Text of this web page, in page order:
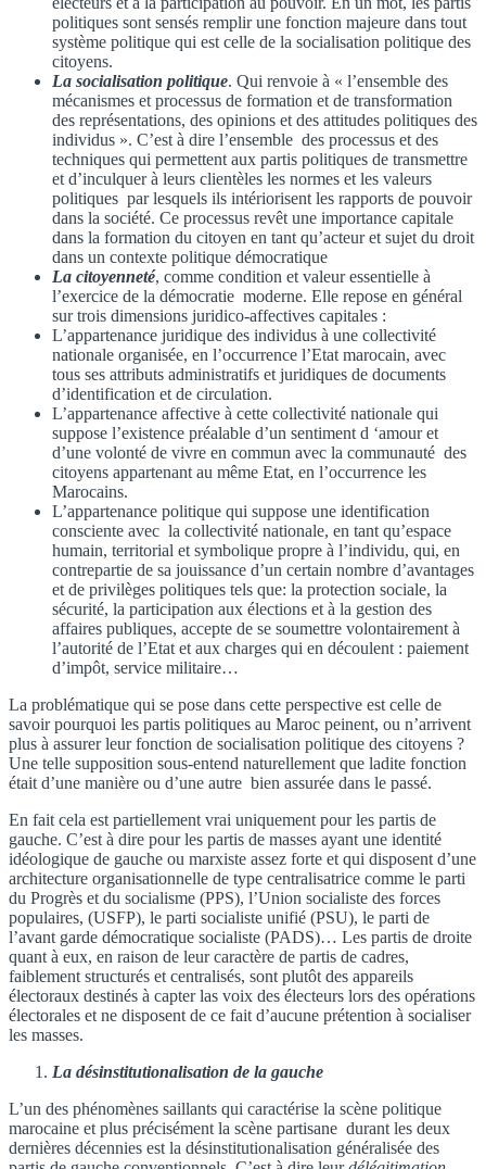
politiques sont sensés remplir une fonction majeure dans tout
système politique qui est celle de la socialisation politique des
citoyens.
La socialisation politique. Qui renvoie à « l’ensemble des
mécanismes et processus de formation et de transformation
des représentations, des opinions et des attitudes politiques des
individus ». C’est à dire l’ensemble des processus et des
techniques qui permettent aux partis politiques de transmettre
et d’inculquer à leurs clientèles les normes et les valeurs
politiques par lesquels ils intériorisent les rapports de pouvoir
dans la société. Ce processus revêt une importance capitale
dans la formation du citoyen en tant qu’acteur et sujet du droit
dans un contexte politique démocratique
La citoyenneté, comme condition et valeur essentielle à
l’exercice de la démocratie moderne. Elle repose en général
sur trois dimensions juridico-affectives capitales :
L’appartenance juridique des individus à une collectivité
nationale organisée, en l’occurrence l’Etat marocain, avec
tous ses attributs administratifs et juridiques de documents
d’identification et de circulation.
L’appartenance affective à cette collectivité nationale qui
suppose l’existence préalable d’un sentiment d ‘amour et
d’une volonté de vivre en commun avec la communauté des
citoyens appartenant au même Etat, en l’occurrence les
Marocains.
L’appartenance politique qui suppose une identification
consciente avec la collectivité nationale, en tant qu’espace
humain, territorial et symbolique propre à l’individu, qui, en
contrepartie de sa jouissance d’un certain nombre d’avantages
et de privilèges politiques tels que: la protection sociale, la
sécurité, la participation aux élections et à la gestion des
affaires publiques, accepte de se soumettre volontairement à
l’autorité de l’Etat et aux charges qui en découlent : paiement
d’impôt, service militaire…
La problématique qui se pose dans cette perspective est celle de
savoir pourquoi les partis politiques au Maroc peinent, ou n’arrivent
plus à assurer leur fonction de socialisation politique des citoyens ?
Une telle supposition sous-entend naturellement que ladite fonction
était d’une manière ou d’une autre bien assurée dans le passé.
En fait cela est partiellement vrai uniquement pour les partis de
gauche. C’est à dire pour les partis de masses ayant une identité
idéologique de gauche ou marxiste assez forte et qui disposent d’une
architecture organisationnelle de type centralisatrice comme le parti
du Progrès et du socialisme (PPS), l’Union socialiste des forces
populaires, (USFP), le parti socialiste unifié (PSU), le parti de
l’avant garde démocratique socialiste (PADS)… Les partis de droite
quant à eux, en raison de leur caractère de partis de cadres,
faiblement structurés et centralisés, sont plutôt des appareils
électoraux destinés à capter las voix des électeurs lors des opérations
électorales et ne disposent de ce fait d’aucune prétention à socialiser
les masses.
La désinstitutionalisation de la gauche
L’un des phénomènes saillants qui caractérise la scène politique
marocaine et plus précisément la scène partisane durant les deux
dernières décennies est la désinstitutionalisation généralisée des